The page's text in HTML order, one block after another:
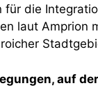
die
laut Amprion
auf